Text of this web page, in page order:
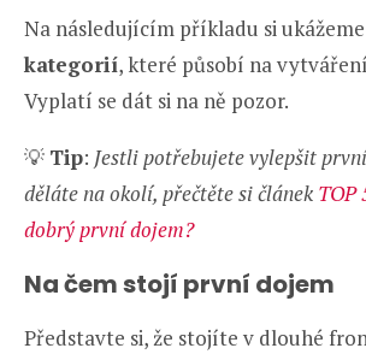
Na následujícím příkladu si ukážeme
kategorií, které působí na
Vyplatí se dát si na ně pozor.
💡 Tip: Jestli potřebujete vylepšit
děláte na okolí, přečtěte si článek TOP
dobrý první dojem?
Na čem stojí první dojem
Představte si, že stojíte v dlouhé